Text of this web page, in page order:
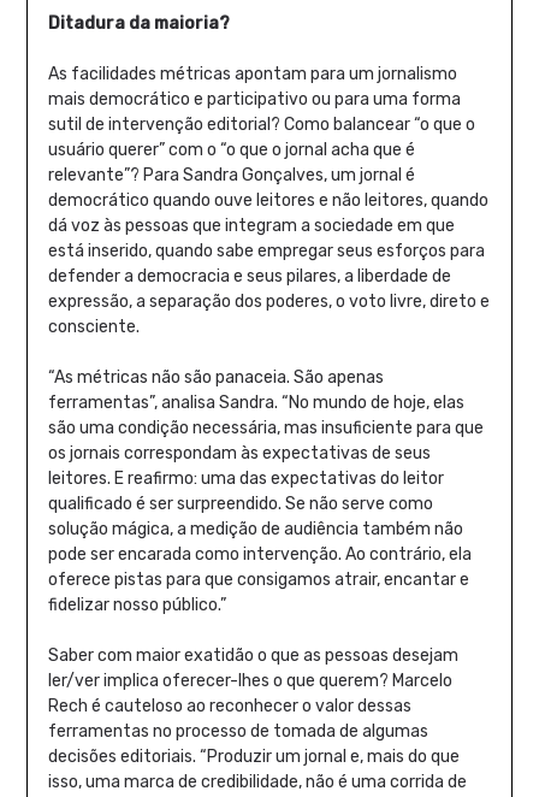
Ditadura da maioria?
As facilidades métricas apontam para um jornalismo
mais democrático e participativo ou para uma forma
sutil de intervenção editorial? Como balancear “o que o
usuário querer” com o “o que o jornal acha que é
relevante”? Para Sandra Gonçalves, um jornal é
democrático quando ouve leitores e não leitores, quando
dá voz às pessoas que integram a sociedade em que
está inserido, quando sabe empregar seus esforços para
defender a democracia e seus pilares, a liberdade de
expressão, a separação dos poderes, o voto livre, direto e
consciente.
“As métricas não são panaceia. São apenas
ferramentas”, analisa Sandra. “No mundo de hoje, elas
são uma condição necessária, mas insuficiente para que
os jornais correspondam às expectativas de seus
leitores. E reafirmo: uma das expectativas do leitor
qualificado é ser surpreendido. Se não serve como
solução mágica, a medição de audiência também não
pode ser encarada como intervenção. Ao contrário, ela
oferece pistas para que consigamos atrair, encantar e
fidelizar nosso público.”
Saber com maior exatidão o que as pessoas desejam
ler/ver implica oferecer-lhes o que querem? Marcelo
Rech é cauteloso ao reconhecer o valor dessas
ferramentas no processo de tomada de algumas
decisões editoriais. “Produzir um jornal e, mais do que
isso, uma marca de credibilidade, não é uma corrida de